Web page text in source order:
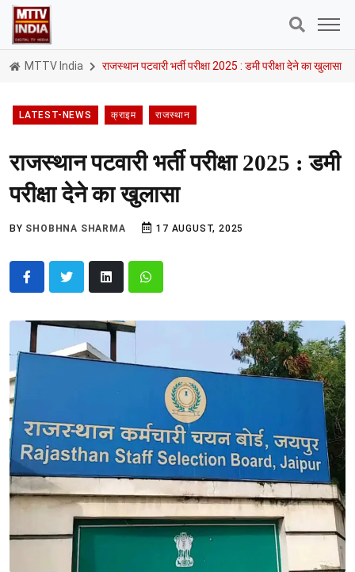
MTTV India राजस्थान पटवारी भर्ती परीक्षा 2025 : डमी परीक्षा देने का खुलासा
LATEST-NEWS क्राइम राजस्थान
राजस्थान पटवारी भर्ती परीक्षा 2025 : डमी
परीक्षा देने का खुलासा
BY SHOBHNA SHARMA 17 AUGUST, 2025